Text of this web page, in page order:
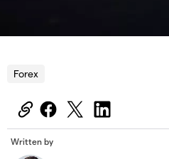
Forex
Written by